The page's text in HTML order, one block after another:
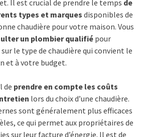
Il est crucial de prendre le temps de
types et marques disponibles de
chaudière pour votre maison. Vous
un plombier qualifié pour
le type de chaudière qui convient le
et à votre budget.
de prendre en compte les coûts
lors du choix d’une chaudière.
sont généralement plus efficaces
ce qui permet aux propriétaires de
sur leur facture d’énergie. Il est de